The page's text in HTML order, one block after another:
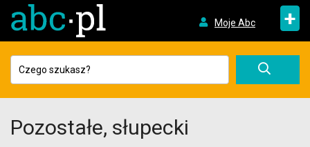
Moje Abc +
Pozostałe, słupecki